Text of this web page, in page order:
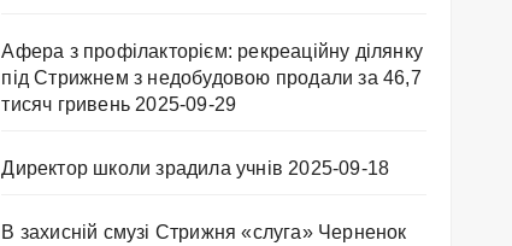
Афера з профілакторієм: рекреаційну ділянку
під Стрижнем з недобудовою продали за 46,7
тисяч гривень 2025-09-29
Директор школи зрадила учнів 2025-09-18
В захисній смузі Стрижня «слуга» Черненок